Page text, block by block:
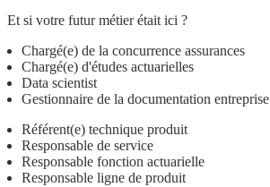
Et si votre futur métier était ici ?
Chargé(e) de la concurrence assurances
Chargé(e) d'études actuarielles
Data scientist
Gestionnaire de la documentation entreprise
Référent(e) technique produit
Responsable de service
Responsable fonction actuarielle
Responsable ligne de produit